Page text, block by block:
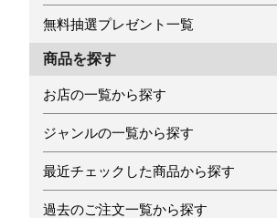
無料抽選プレゼント一覧
商品を探す
お店の一覧から探す
ジャンルの一覧から探す
最近チェックした商品から探す
過去のご注文一覧から探す